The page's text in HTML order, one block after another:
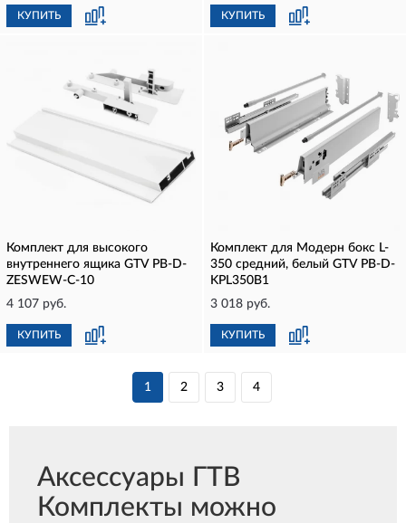
КУПИТЬ КУПИТЬ
Комплект для высокого
внутреннего ящика GTV PB-D-
ZESWEW-C-10
4 107 руб.
КУПИТЬ
Комплект для Модерн бокс L-
350 средний, белый GTV PB-D-
KPL350B1
3 018 руб.
КУПИТЬ
1 2 3 4
Аксессуары ГТВ
Комплекты можно